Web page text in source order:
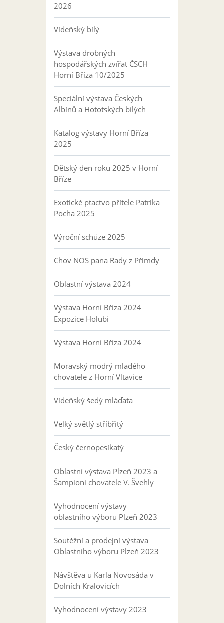
2026
Vídeňský bílý
Výstava drobných
hospodářských zvířat ČSCH
Horní Bříza 10/2025
Speciální výstava Českých
Albínů a Hototských bílých
Katalog výstavy Horní Bříza
2025
Dětský den roku 2025 v Horní
Bříze
Exotické ptactvo přítele Patrika
Pocha 2025
Výroční schůze 2025
Chov NOS pana Rady z Přimdy
Oblastní výstava 2024
Výstava Horní Bříza 2024
Expozice Holubi
Výstava Horní Bříza 2024
Moravský modrý mladého
chovatele z Horní Vltavice
Vídeňský šedý mláďata
Velký světlý stříbřitý
Český černopesíkatý
Oblastní výstava Plzeň 2023 a
Šampioni chovatele V. Švehly
Vyhodnocení výstavy
oblastního výboru Plzeň 2023
Soutěžní a prodejní výstava
Oblastního výboru Plzeň 2023
Návštěva u Karla Novosáda v
Dolních Kralovicích
Vyhodnocení výstavy 2023